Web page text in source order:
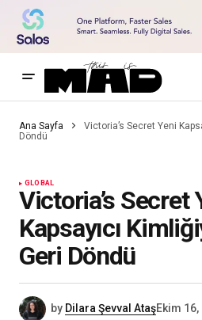
Ana Sayfa
Victoria’s Secret Yeni
Döndü
GLOBAL
Victoria’s Secret
Kapsayıcı
Geri Döndü
by Dilara Şevval AtaşEkim 16,